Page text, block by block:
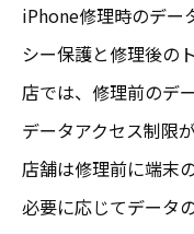
iPhone修理時のデー
シー保護と修理後の
店では、修理前のデ
データアクセス制限
店舗は修理前に端末
必要に応じてデータ